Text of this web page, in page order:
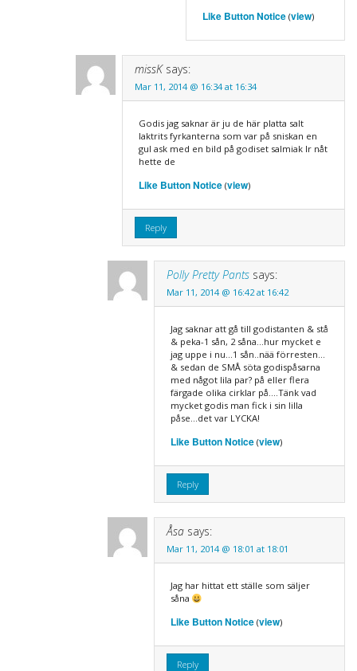
Like Button Notice(view)
missK says:
Mar 11, 2014 @ 16:34 at 16:34
Godis jag saknar är ju de här platta salt
laktrits fyrkanterna som var på sniskan en
gul ask med en bild på godiset salmiak lr nåt
hette de
Like Button Notice(view)
Reply
Polly Pretty Pants says:
Mar 11, 2014 @ 16:42 at 16:42
Jag saknar att gå till godistanten & stå
& peka-1 sån, 2 såna…hur mycket e
jag uppe i nu…1 sån..nää förresten…
& sedan de SMÅ söta godispåsarna
med något lila par? på eller flera
färgade olika cirklar på….Tänk vad
mycket godis man fick i sin lilla
påse…det var LYCKA!
Like Button Notice(view)
Reply
Åsa says:
Mar 11, 2014 @ 18:01 at 18:01
Jag har hittat ett ställe som säljer
såna
Like Button Notice(view)
Reply